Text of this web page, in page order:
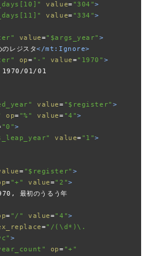
value= "304">
value= "334">
value="$args_year">
のレジスタ</mt:Ignore>
op= "-" value="1970" >
1970/01/01
value= "$register" >
op= "%" value= "4">
"0">
value= "1">
= "$register" >
= "+" value="2">
最初のうるう年
= "/" value="4">
="/(\d*)\.
>
op= "+"